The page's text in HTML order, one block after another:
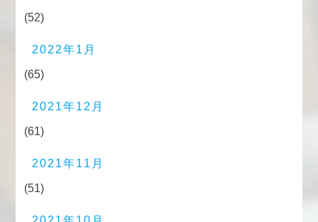
(52)
2022年1月
(65)
2021年12月
(61)
2021年11月
(51)